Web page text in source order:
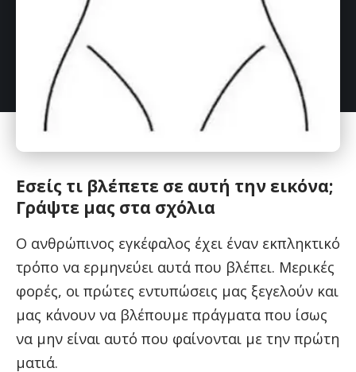
Εσείς τι βλέπετε σε αυτή την εικόνα;
Γράψτε μας στα σχόλια
Ο ανθρώπινος εγκέφαλος έχει έναν εκπληκτικό
τρόπο να ερμηνεύει αυτά που βλέπει. Μερικές
φορές, οι πρώτες εντυπώσεις μας ξεγελούν και
μας κάνουν να βλέπουμε πράγματα που ίσως
να μην είναι αυτό που φαίνονται με την πρώτη
ματιά.